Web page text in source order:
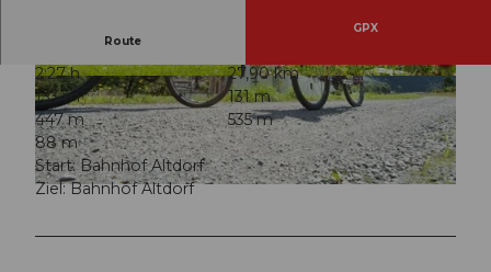
© ARE, Verein Urner Wanderwege | CC-BY
© ARE, Verein Urner Wanderwege |CC-BY © ARE, Verein Urner Wanderwege |
Route
GPX
2:27 h
27,90 km
133 m
131 m
447 m
535 m
88 m
Start: Bahnhof Altdorf
Ziel: Bahnhof Altdorf